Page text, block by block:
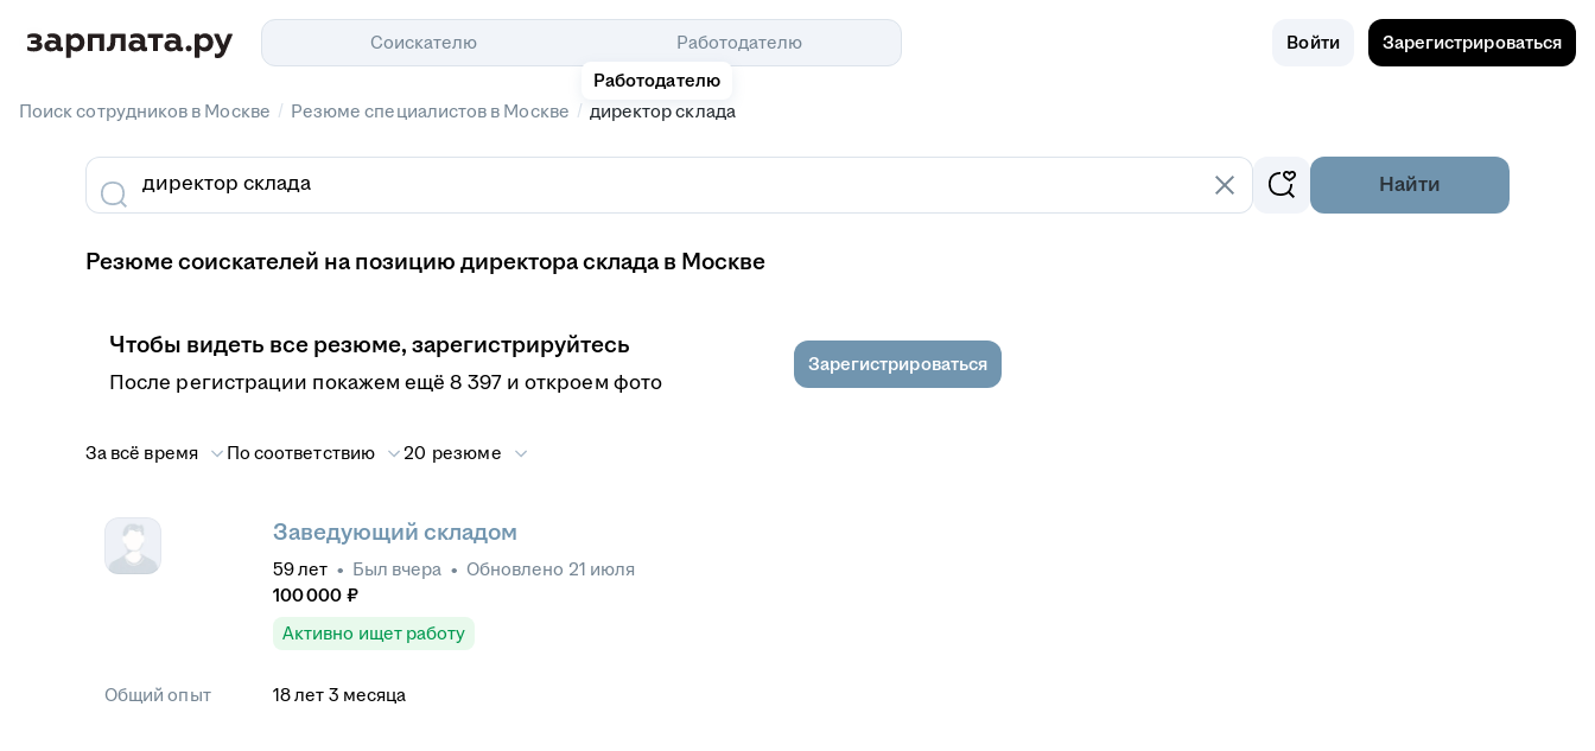
Соискателю
Работодателю
Работодателю
Войти Зарегистрироваться
Поиск сотрудников в Москве / Резюме специалистов в Москве / директор склада
Найти
Резюме соискателей на позицию директора склада в Москве
Чтобы видеть все резюме, зарегистрируйтесь
После регистрации покажем ещё 8 397 и откроем фото
Зарегистрироваться
За всё время По соответствию 20 резюме
Заведующий складом
59лет • Был вчера • Обновлено 21 июля
100 000 ₽
Активно ищет работу
Общий опыт 18лет 3 месяца